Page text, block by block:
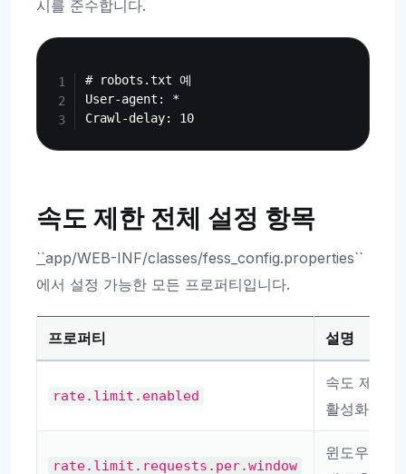
시를 준수합니다.
# robots.txt 예
User-agent: *
속도 제한 전체 설정 항목
``app/WEB-INF/classes/fess_config.properties``
에서 설정 가능한 모든 프로퍼티입니다.
프로퍼티 설명
rate.limit.enabled
속도 제한
활성화
rate.limit.requests.per.window
윈도우당 최